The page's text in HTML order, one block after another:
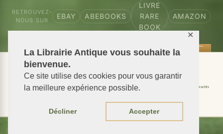
La Librairie Antique vous souhaite la
bienvenue.
Ce site utilise des cookies pour vous garantir
la meilleure expérience possible.
Décliner Accepter
✕
RETROUVEZ-
NOUS SUR
EBAY ABEBOOKS
LIVRE
RARE
BOOK
AMAZON
📦 We ship antiquarian books worldwide
Shipping to USA Shipping to New York Shipping to California
Shipping to Massachusetts